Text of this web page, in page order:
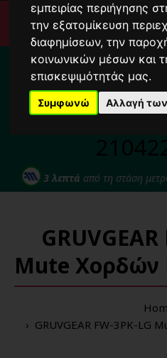
εμπειρίας περιήγησης
την εξατομίκευση
διαφημίσεων, την
κοινωνικών μέσων και
επισκεψιμότητάς μας.
Συμφωνώ Αλλαγή
Μενού
Για το διάστημα
παραγγελίες
Για κάθε σας
3 λεπτά από τη στάση
Mute
GRUVGEAR FW-3PK-LG